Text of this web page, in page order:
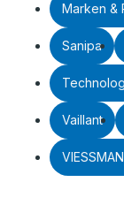
Marken &
Sanipa
Vaillant